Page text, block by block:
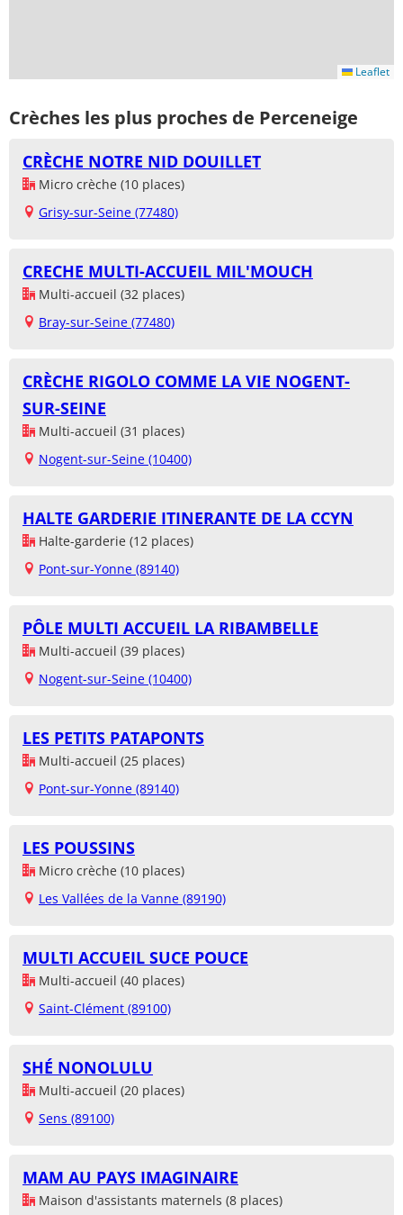
Leaflet
Crèches les plus proches de Perceneige
CRÈCHE NOTRE NID DOUILLET
Micro crèche (10 places)
Grisy-sur-Seine (77480)
CRECHE MULTI-ACCUEIL MIL'MOUCH
Multi-accueil (32 places)
Bray-sur-Seine (77480)
CRÈCHE RIGOLO COMME LA VIE NOGENT-
SUR-SEINE
Multi-accueil (31 places)
Nogent-sur-Seine (10400)
HALTE GARDERIE ITINERANTE DE LA CCYN
Halte-garderie (12 places)
Pont-sur-Yonne (89140)
PÔLE MULTI ACCUEIL LA RIBAMBELLE
Multi-accueil (39 places)
Nogent-sur-Seine (10400)
LES PETITS PATAPONTS
Multi-accueil (25 places)
Pont-sur-Yonne (89140)
LES POUSSINS
Micro crèche (10 places)
Les Vallées de la Vanne (89190)
MULTI ACCUEIL SUCE POUCE
Multi-accueil (40 places)
Saint-Clément (89100)
SHÉ NONOLULU
Multi-accueil (20 places)
Sens (89100)
MAM AU PAYS IMAGINAIRE
Maison d'assistants maternels (8 places)